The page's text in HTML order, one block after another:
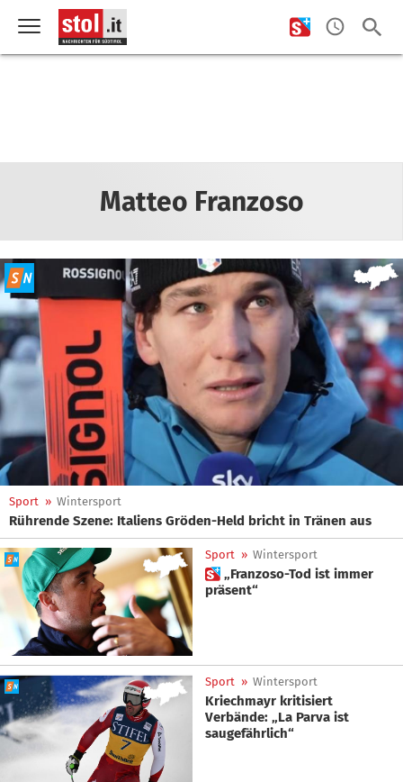
Matteo Franzoso
Sport » Wintersport
Rührende Szene: Italiens Gröden-Held bricht in Tränen aus
Sport » Wintersport
 „Franzoso-Tod ist immer
präsent“
Sport » Wintersport
Kriechmayr kritisiert
Verbände: „La Parva ist
saugefährlich“